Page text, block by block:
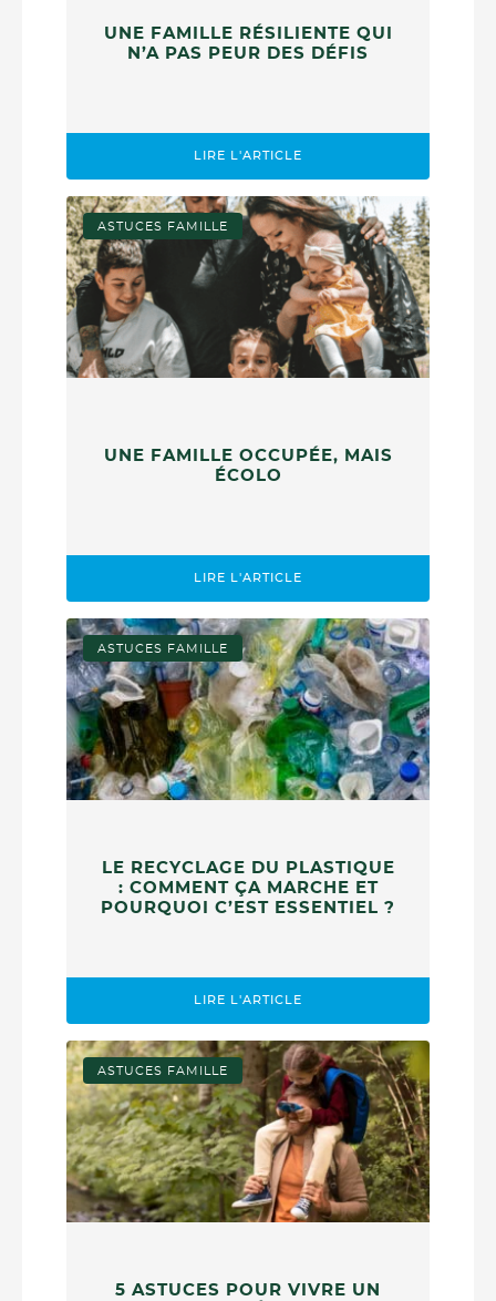
UNE FAMILLE RÉSILIENTE QUI
N’A PAS PEUR DES DÉFIS
LIRE L'ARTICLE
ASTUCES FAMILLE
UNE FAMILLE OCCUPÉE, MAIS
ÉCOLO
LIRE L'ARTICLE
ASTUCES FAMILLE
LE RECYCLAGE DU PLASTIQUE
: COMMENT ÇA MARCHE ET
POURQUOI C’EST ESSENTIEL ?
LIRE L'ARTICLE
ASTUCES FAMILLE
5 ASTUCES POUR VIVRE UN